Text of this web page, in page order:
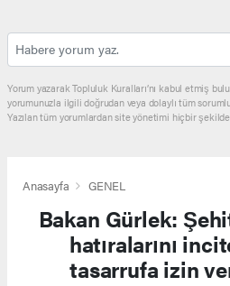
Yorum yazarak Topluluk Kuralları’nı kabul etmiş
yorumunuzla ilgili doğrudan veya dolaylı tüm
Yazılan tüm yorumlardan site yönetimi hiçbir
Anasayfa GENEL
Bakan Gürlek:
hatıralarını
tasarrufa izin